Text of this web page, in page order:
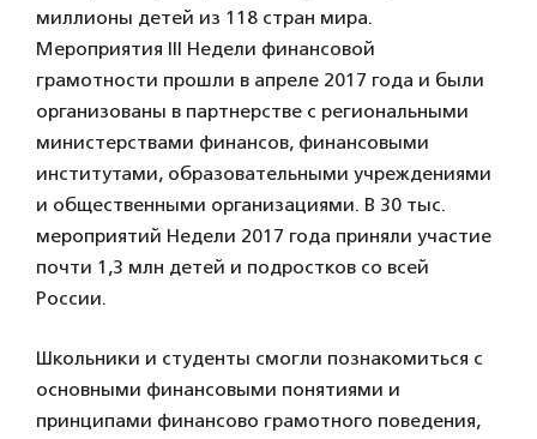
миллионы детей из 118 стран мира.
Мероприятия III Недели финансовой
грамотности прошли в апреле 2017 года и были
организованы в партнерстве с региональными
министерствами финансов, финансовыми
институтами, образовательными учреждениями
и общественными организациями. В 30 тыс.
мероприятий Недели 2017 года приняли участие
почти 1,3 млн детей и подростков со всей
России.
Школьники и студенты смогли познакомиться с
основными финансовыми понятиями и
принципами финансово грамотного поведения,